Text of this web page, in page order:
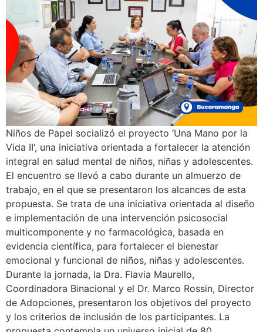
Niños de Papel socializó el proyecto ‘Una Mano por la
Vida II‘, una iniciativa orientada a fortalecer la atención
integral en salud mental de niños, niñas y adolescentes.
El encuentro se llevó a cabo durante un almuerzo de
trabajo, en el que se presentaron los alcances de esta
propuesta. Se trata de una iniciativa orientada al diseño
e implementación de una intervención psicosocial
multicomponente y no farmacológica, basada en
evidencia científica, para fortalecer el bienestar
emocional y funcional de niños, niñas y adolescentes.
Durante la jornada, la Dra. Flavia Maurello,
Coordinadora Binacional y el Dr. Marco Rossin, Director
de Adopciones, presentaron los objetivos del proyecto
y los criterios de inclusión de los participantes. La